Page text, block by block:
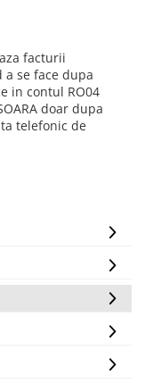
facturii
se face dupa
in contul RO04
doar dupa
telefonic de